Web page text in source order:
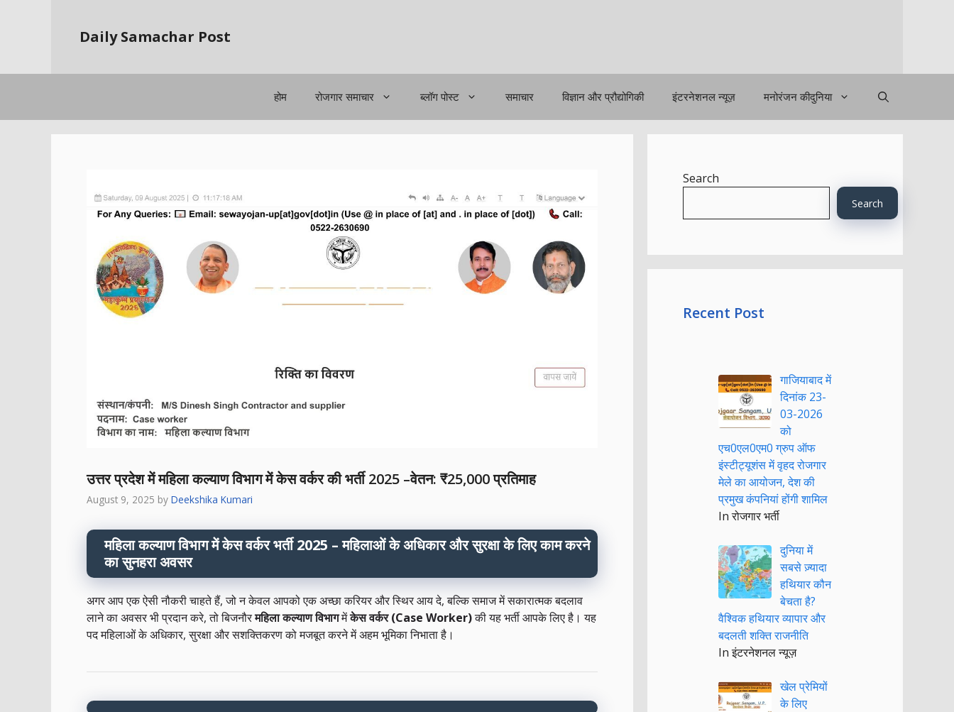
Daily Samachar Post
होम रोजगार समाचार ब्लॉग पोस्ट समाचार विज्ञान और प्रौद्योगिकी इंटरनेशनल न्यूज़ मनोरंजन कीदुनिया
उत्तर प्रदेश में महिला कल्याण विभाग में केस वर्कर की भर्ती 2025 –वेतन: ₹25,000 प्रतिमाह
August 9, 2025 by Deekshika Kumari
महिला कल्याण विभाग में केस वर्कर भर्ती 2025 – महिलाओं के अधिकार और सुरक्षा के लिए काम करने
का सुनहरा अवसर
अगर आप एक ऐसी नौकरी चाहते हैं, जो न केवल आपको एक अच्छा करियर और स्थिर आय दे, बल्कि समाज में सकारात्मक बदलाव
लाने का अवसर भी प्रदान करे, तो बिजनौरमहिला कल्याण विभागमेंकेस वर्कर (Case Worker)की यह भर्ती आपके लिए है। यह
पद महिलाओं के अधिकार, सुरक्षा और सशक्तिकरण को मजबूत करने में अहम भूमिका निभाता है।
Search
Search
Recent Post
गाजियाबाद में
दिनांक 23-
03-2026
को
एच0एल0एम0 ग्रुप ऑफ
इंस्टीट्यूशंस में वृहद रोजगार
मेले का आयोजन, देश की
प्रमुख कंपनियां होंगी शामिल
In रोजगार भर्ती
दुनिया में
सबसे ज़्यादा
हथियार कौन
बेचता है?
वैश्विक हथियार व्यापार और
बदलती शक्ति राजनीति
In इंटरनेशनल न्यूज़
खेल प्रेमियों
के लिए